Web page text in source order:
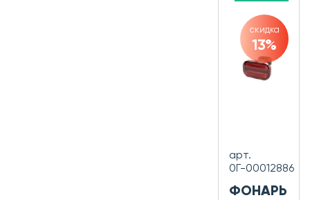
скидка
13%
арт.
0Г-00012886
ФОНАРЬ